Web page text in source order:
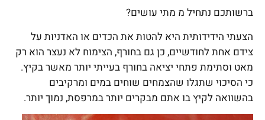
ברשותכם נתחיל מ מתי עושים?
הצעתי הידידותית היא להטות את הכדים או האדניות על
צידם אחת לחודשיים, כן גם בחורף, הצימוח לא נעצר הוא רק
מאט וסתימת פתחי יציאה בחורף בעייתי יותר מאשר בקיץ.
כי הסיכוי שתגלו שהצמחים שוחים במים ומרקיבים
בהשוואה לקיץ בו אתם מבקרים יותר במרפסת, נמוך יותר.